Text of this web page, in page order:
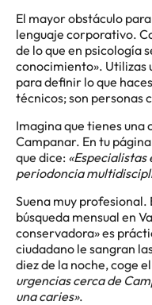
El mayor obstáculo
lenguaje corporativo.
de lo que en psicología
conocimiento». Utilizas
para definir lo que
técnicos; son personas
Imagina que tienes
Campanar. En tu
que dice:
periodoncia
Suena muy profesional.
búsqueda mensual en
conservadora» es
ciudadano le sangran
diez de la noche, coge
urgencias cerca de
una caries».